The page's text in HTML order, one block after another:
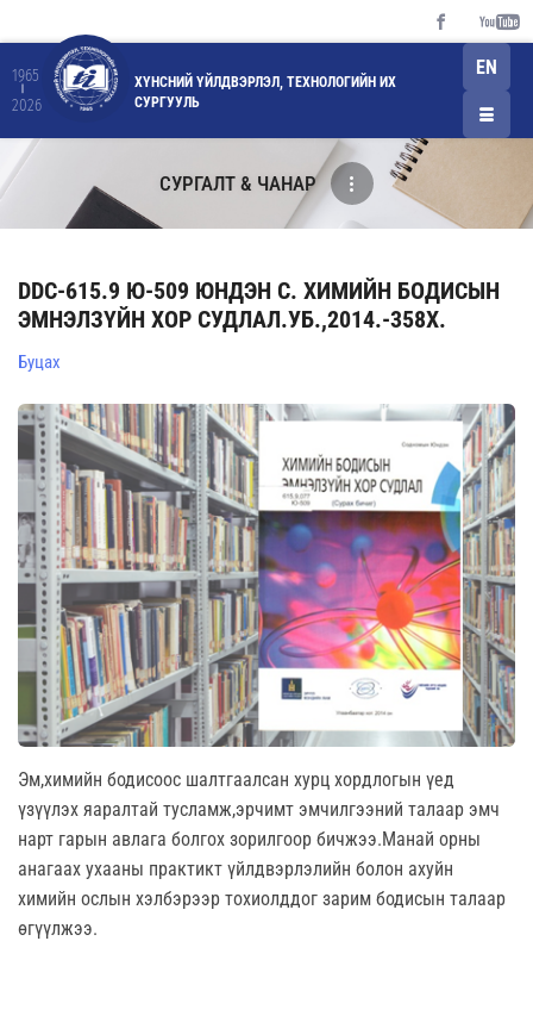
1965
2026
ХҮНСНИЙ ҮЙЛДВЭРЛЭЛ, ТЕХНОЛОГИЙН ИХ
СУРГУУЛЬ
EN
СУРГАЛТ & ЧАНАР
DDC-615.9 Ю-509 ЮНДЭН С. ХИМИЙН БОДИСЫН
ЭМНЭЛЗҮЙН ХОР СУДЛАЛ.УБ.,2014.-358Х.
Буцах
Эм,химийн бодисоос шалтгаалсан хурц хордлогын үед
үзүүлэх яаралтай тусламж,эрчимт эмчилгээний талаар эмч
нарт гарын авлага болгох зорилгоор бичжээ.Манай орны
анагаах ухааны практикт үйлдвэрлэлийн болон ахуйн
химийн ослын хэлбэрээр тохиолддог зарим бодисын талаар
өгүүлжээ.